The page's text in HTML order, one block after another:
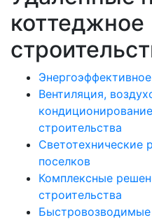
коттеджное
Вентиляция,
строительства
Светотехнические
поселков
Комплексные
строительства